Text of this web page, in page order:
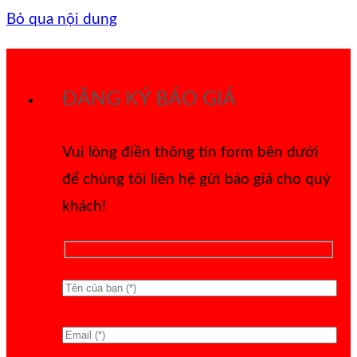
Bỏ qua nội dung
ĐĂNG KÝ BÁO GIÁ
Vui lòng điền thông tin form bên dưới
để chúng tôi liên hệ gửi báo giá cho quý
khách!